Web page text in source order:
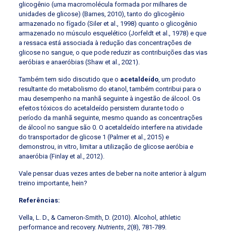
glicogênio (uma macromolécula formada por milhares de
unidades de glicose) (Barnes, 2010), tanto do glicogênio
armazenado no fígado (Siler et al., 1998) quanto o glicogênio
armazenado no músculo esquelético (Jorfeldt et al., 1978) e que
a ressaca está associada à redução das concentrações de
glicose no sangue, o que pode reduzir as contribuições das vias
aeróbias e anaeróbias (Shaw et al., 2021).
Também tem sido discutido que o acetaldeído, um produto
resultante do metabolismo do etanol, também contribui para o
mau desempenho na manhã seguinte à ingestão de álcool. Os
efeitos tóxicos do acetaldeído persistem durante todo o
período da manhã seguinte, mesmo quando as concentrações
de álcool no sangue são 0. O acetaldeído interfere na atividade
do transportador de glicose 1 (Palmer et al., 2015) e
demonstrou, in vitro, limitar a utilização de glicose aeróbia e
anaeróbia (Finlay et al., 2012).
Vale pensar duas vezes antes de beber na noite anterior à algum
treino importante, hein?
Referências:
Vella, L. D., & Cameron-Smith, D. (2010). Alcohol, athletic
performance and recovery. Nutrients, 2(8), 781-789.